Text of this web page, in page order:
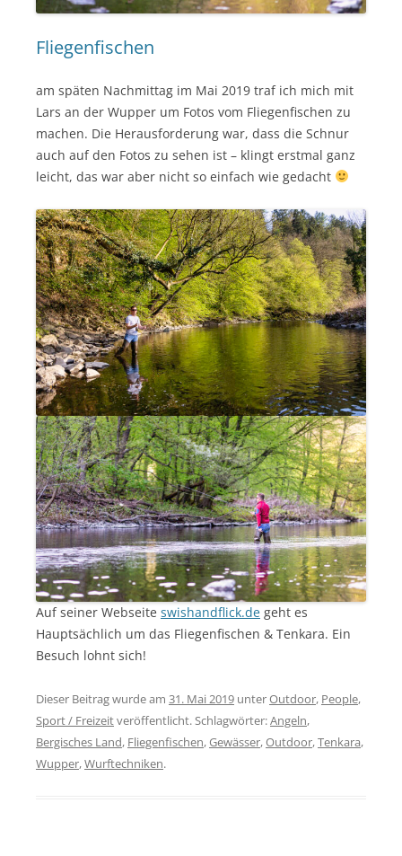
Fliegenfischen
am späten Nachmittag im Mai 2019 traf ich mich mit
Lars an der Wupper um Fotos vom Fliegenfischen zu
machen. Die Herausforderung war, dass die Schnur
auch auf den Fotos zu sehen ist – klingt erstmal ganz
leicht, das war aber nicht so einfach wie gedacht
Auf seiner Webseite swishandflick.degeht es
Hauptsächlich um das Fliegenfischen & Tenkara. Ein
Besuch lohnt sich!
Dieser Beitrag wurde am 31. Mai 2019unterOutdoor, People,
Sport / Freizeitveröffentlicht. Schlagwörter:Angeln,
Bergisches Land, Fliegenfischen,Gewässer,Outdoor,Tenkara,
Wupper,Wurftechniken.